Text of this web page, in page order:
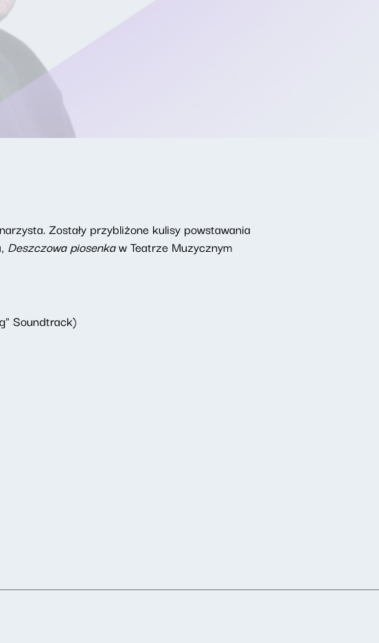
Zostały przybliżone kulisy powstawania
Deszczowa piosenkaw Teatrze Muzycznym
Soundtrack)